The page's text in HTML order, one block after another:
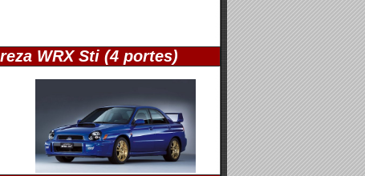
WRX Sti (4 portes)